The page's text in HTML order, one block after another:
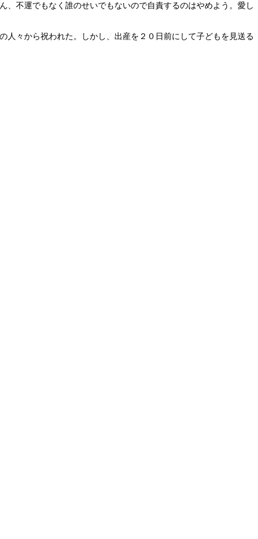
、不運でもなく誰のせいでもないので自責するのはやめよう。愛し
人々から祝われた。しかし、出産を２０日前にして子どもを見送る